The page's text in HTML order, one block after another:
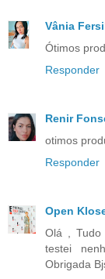
Vânia
Ótimos
Responder
Renir
otimos
Responder
Open
Olá , Tudo
testei
Obrigada